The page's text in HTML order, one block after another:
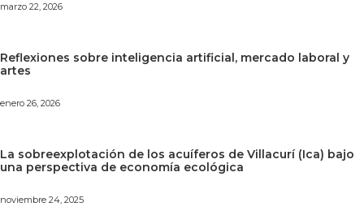
marzo 22, 2026
Reflexiones sobre inteligencia artificial, mercado laboral y
artes
enero 26, 2026
La sobreexplotación de los acuíferos de Villacurí (Ica) bajo
una perspectiva de economía ecológica
noviembre 24, 2025